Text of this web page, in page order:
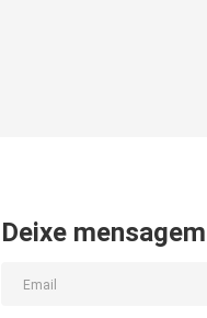
Deixe mensagem